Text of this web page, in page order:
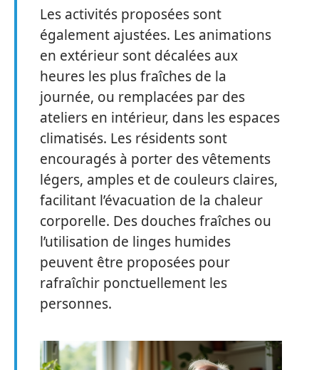
Les activités proposées sont
également ajustées. Les animations
en extérieur sont décalées aux
heures les plus fraîches de la
journée, ou remplacées par des
ateliers en intérieur, dans les espaces
climatisés. Les résidents sont
encouragés à porter des vêtements
légers, amples et de couleurs claires,
facilitant l’évacuation de la chaleur
corporelle. Des douches fraîches ou
l’utilisation de linges humides
peuvent être proposées pour
rafraîchir ponctuellement les
personnes.